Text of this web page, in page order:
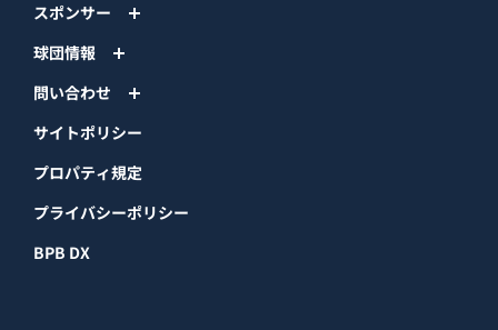
スポンサー
球団情報
問い合わせ
サイトポリシー
プロパティ規定
プライバシーポリシー
BPB DX